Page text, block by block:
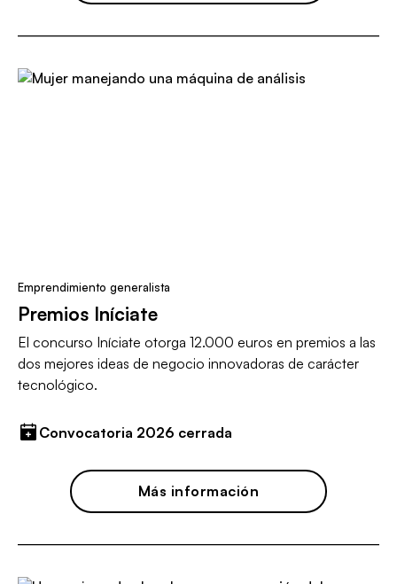
Emprendimiento generalista
Premios Iníciate
El concurso Iníciate otorga 12.000 euros en premios a las
dos mejores ideas de negocio innovadoras de carácter
tecnológico.
Convocatoria 2026 cerrada
Más información